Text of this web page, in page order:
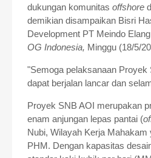
dukungan komunitas offshore
demikian disampaikan Bisri
Development PT Meindo
OG Indonesia, Minggu (18/5/
"Semoga pelaksanaan Proyek
dapat berjalan lancar dan
Proyek SNB AOI merupakan
enam anjungan lepas pantai (
Nubi, Wilayah Kerja Mahakam
PHM. Dengan kapasitas